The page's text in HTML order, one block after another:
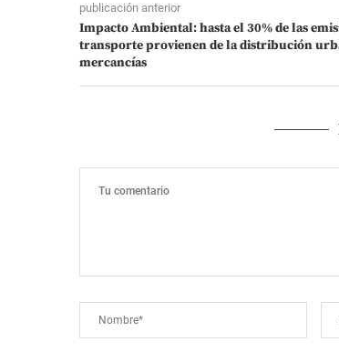
publicación anterior
Impacto Ambiental: hasta el 30% de las
transporte provienen de la distribución
mercancías